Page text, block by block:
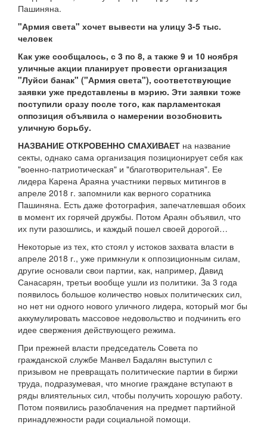
Пашиняна.
"Армия света" хочет вывести на улицу 3-5 тыс.
человек
Как уже сообщалось, с 3 по 8, а также 9 и 10 ноября
уличные акции планирует провести организация
"Луйси банак" ("Армия света"), соответствующие
заявки уже представлены в мэрию. Эти заявки тоже
поступили сразу после того, как парламентская
оппозиция объявила о намерении возобновить
уличную борьбу.
НАЗВАНИЕ ОТКРОВЕННО СМАХИВАЕТ на название
секты, однако сама организация позиционирует себя как
"военно-патриотическая" и "благотворительная". Ее
лидера Карена Араяна участники первых митингов в
апреле 2018 г. запомнили как верного соратника
Пашиняна. Есть даже фотография, запечатлевшая обоих
в момент их горячей дружбы. Потом Араян объявил, что
их пути разошлись, и каждый пошел своей дорогой…
Некоторые из тех, кто стоял у истоков захвата власти в
апреле 2018 г., уже примкнули к оппозиционным силам,
другие основали свои партии, как, например, Давид
Санасарян, третьи вообще ушли из политики. За 3 года
появилось большое количество новых политических сил,
но нет ни одного нового уличного лидера, который мог бы
аккумулировать массовое недовольство и подчинить его
идее свержения действующего режима.
При прежней власти председатель Совета по
гражданской службе Манвел Бадалян выступил с
призывом не превращать политические партии в биржи
труда, подразумевая, что многие граждане вступают в
ряды влиятельных сил, чтобы получить хорошую работу.
Потом появились разоблачения на предмет партийной
принадлежности ради социальной помощи.